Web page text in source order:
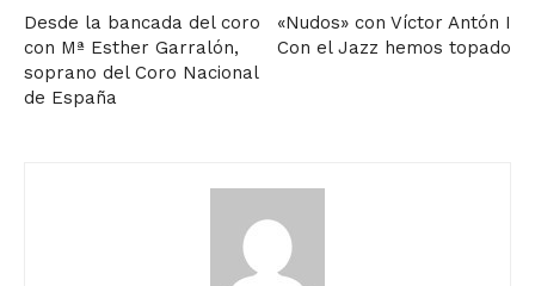
Desde la bancada del coro
con Mª Esther Garralón,
soprano del Coro Nacional
de España
«Nudos» con Víctor Antón I
Con el Jazz hemos topado